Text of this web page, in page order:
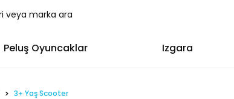
Peluş Oyuncaklar Izgara
3+ Yaş Scooter